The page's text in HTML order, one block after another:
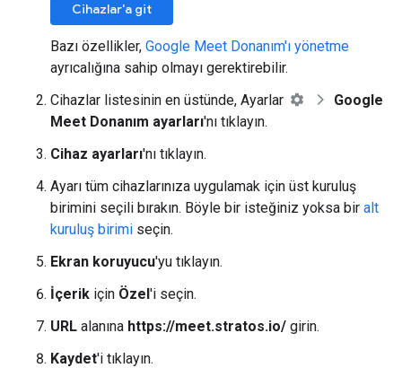
Cihazlar'a git
Bazı özellikler, Google Meet Donanım'ı yönetme
ayrıcalığına sahip olmayı gerektirebilir.
Cihazlar listesinin en üstünde, Ayarlar
Google
Meet Donanım ayarları'nı tıklayın.
Cihaz ayarları'nı tıklayın.
Ayarı tüm cihazlarınıza uygulamak için üst kuruluş
birimini seçili bırakın. Böyle bir isteğiniz yoksa bir alt
kuruluş birimi seçin.
Ekran koruyucu'yu tıklayın.
İçerik için Özel'i seçin.
URL alanına https://meet.stratos.io/ girin.
Kaydet'i tıklayın.